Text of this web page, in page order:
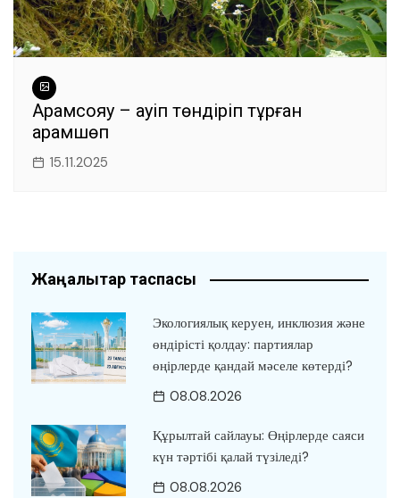
Арамсояу – қауіп төндіріп тұрған
арамшөп
15.11.2025
Жаңалықтар таспасы
Экологиялық керуен, инклюзия және
өндірісті қолдау: партиялар
өңірлерде қандай мәселе көтерді?
08.08.2026
Құрылтай сайлауы: Өңірлерде саяси
күн тәртібі қалай түзіледі?
08.08.2026